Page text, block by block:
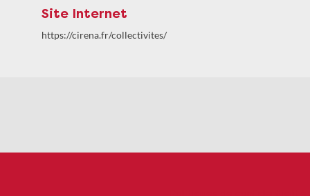
Site Internet
https://cirena.fr/collectivites/